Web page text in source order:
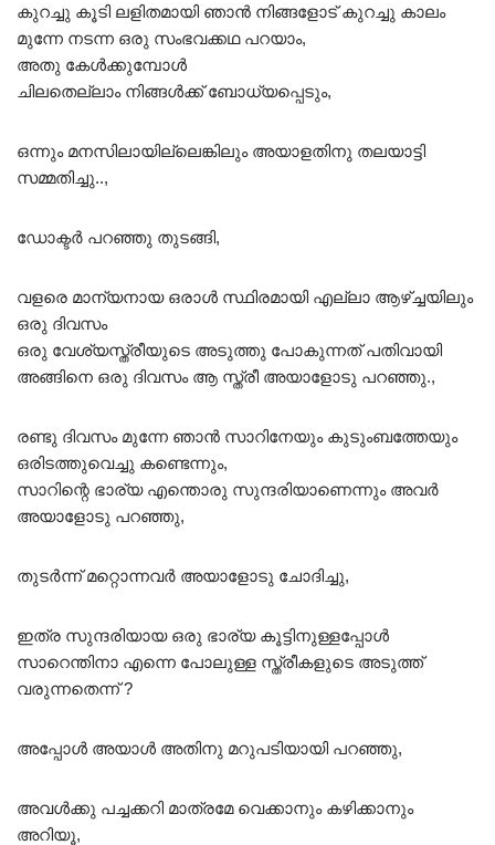
കുറച്ചു കൂടി ലളിതമായി ഞാൻ നിങ്ങളോട് കുറച്ചു കാലം
മുന്നേ നടന്ന ഒരു സംഭവക്കഥ പറയാം,
അതു കേൾക്കുമ്പോൾ
ചിലതെല്ലാം നിങ്ങൾക്ക് ബോധ്യപ്പെടും,
ഒന്നും മനസിലായില്ലെങ്കിലും അയാളതിനു തലയാട്ടി
സമ്മതിച്ചു..,
ഡോക്ടർ പറഞ്ഞു തുടങ്ങി,
വളരെ മാന്യനായ ഒരാൾ സ്ഥിരമായി എല്ലാ ആഴ്ച്ചയിലും
ഒരു ദിവസം
ഒരു വേശ്യസ്ത്രീയുടെ അടുത്തു പോകുന്നത് പതിവായി
അങ്ങിനെ ഒരു ദിവസം ആ സ്ത്രീ അയാളോടു പറഞ്ഞു.,
രണ്ടു ദിവസം മുന്നേ ഞാൻ സാറിനേയും കുടുംബത്തേയും
ഒരിടത്തുവെച്ചു കണ്ടെന്നും,
സാറിന്റെ ഭാര്യ എന്തൊരു സുന്ദരിയാണെന്നും അവർ
അയാളോടു പറഞ്ഞു,
തുടർന്ന് മറ്റൊന്നവർ അയാളോടു ചോദിച്ചു,
ഇത്ര സുന്ദരിയായ ഒരു ഭാര്യ കൂട്ടിനുള്ളപ്പോൾ
സാറെന്തിനാ എന്നെ പോലുള്ള സ്ത്രീകളുടെ അടുത്ത്
വരുന്നതെന്ന് ?
അപ്പോൾ അയാൾ അതിനു മറുപടിയായി പറഞ്ഞു,
അവൾക്കു പച്ചക്കറി മാത്രമേ വെക്കാനും കഴിക്കാനും
അറിയൂ,